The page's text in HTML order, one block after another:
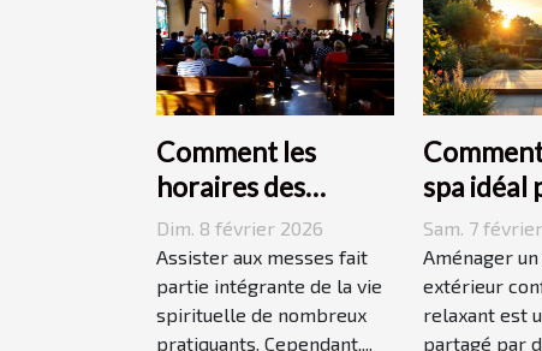
Comment les
horaires des
messes facilitent la
vie des pratiquants
?
Dim. 8 février 2026
Assister aux messes fait
partie intégrante de la vie
spirituelle de nombreux
pratiquants. Cependant,...
spa idéal
votre
extérieur
Sam. 7
Aménager
extérieur
relaxant est
partagé par